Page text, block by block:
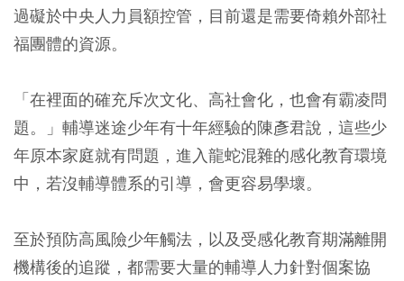
過礙於中央人力員額控管，目前還是需要倚賴外部社
福團體的資源。
「在裡面的確充斥次文化、高社會化，也會有霸凌問
題。」輔導迷途少年有十年經驗的陳彥君說，這些少
年原本家庭就有問題，進入龍蛇混雜的感化教育環境
中，若沒輔導體系的引導，會更容易學壞。
至於預防高風險少年觸法，以及受感化教育期滿離開
機構後的追蹤，都需要大量的輔導人力針對個案協